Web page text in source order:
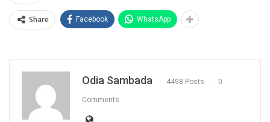
Share Facebook WhatsApp
Odia Sambada 4498 Posts 0
Comments